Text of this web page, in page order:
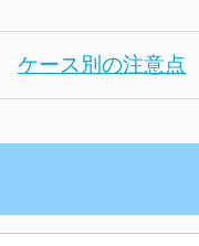
ケース別の注意点